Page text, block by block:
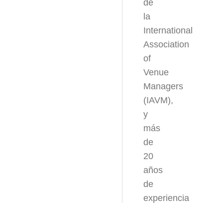
de
la
International
Association
of
Venue
Managers
(IAVM),
y
más
de
20
años
de
experiencia